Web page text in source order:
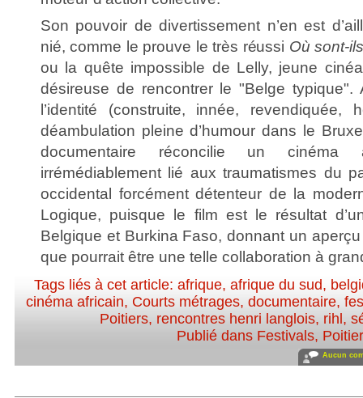
Son pouvoir de divertissement n’en est
nié, comme le prouve le très réussi Où sont-
ou la quête impossible de Lelly, jeune
désireuse de rencontrer le "Belge typique".
l’identité (construite, innée, revendiquée,
déambulation pleine d’humour dans le
documentaire réconcilie un cinéma
irrémédiablement lié aux traumatismes du
occidental forcément détenteur de la
Logique, puisque le film est le résultat
Belgique et Burkina Faso, donnant un
que pourrait être une telle collaboration à
Tags liés à cet article:afrique,afrique du sud,
cinéma africain, Courts métrages, documentaire,
Poitiers, rencontres henri langlois, rihl ,
Publié dans Festivals,
Aucun